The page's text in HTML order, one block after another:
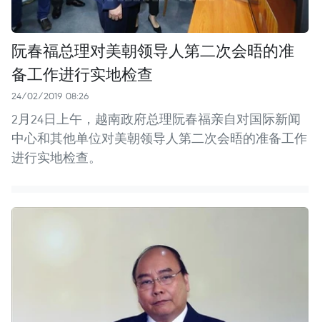
阮春福总理对美朝领导人第二次会晤的准
备工作进行实地检查
24/02/2019 08:26
2月24日上午，越南政府总理阮春福亲自对国际新闻
中心和其他单位对美朝领导人第二次会晤的准备工作
进行实地检查。